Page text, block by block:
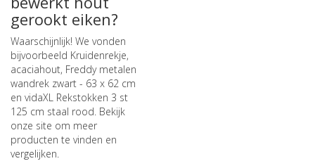
gerookt eiken?
Waarschijnlijk! We vonden
bijvoorbeeld Kruidenrekje,
acaciahout, Freddy metalen
wandrek zwart - 63 x 62 cm
en vidaXL Rekstokken 3 st
125 cm staal rood. Bekijk
onze site om meer
producten te vinden en
vergelijken.